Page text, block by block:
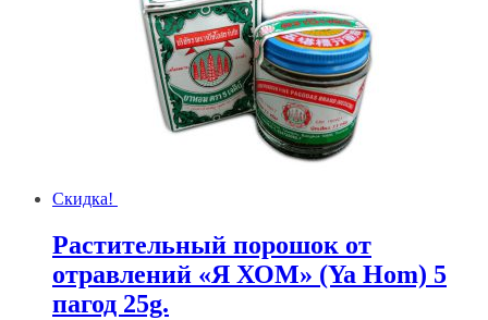
Скидка!
Растительный порошок от
отравлений «Я ХОМ» (Ya Hom) 5
пагод 25g.